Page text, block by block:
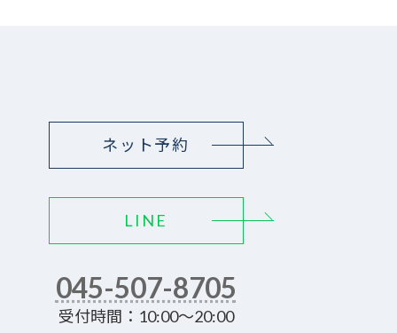
ネット予約
LINE
045-507-8705
受付時間：10:00～20:00